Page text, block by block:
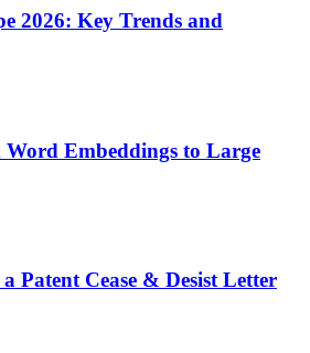
2026: Key Trends and
Embeddings to Large
Patent Cease & Desist Letter